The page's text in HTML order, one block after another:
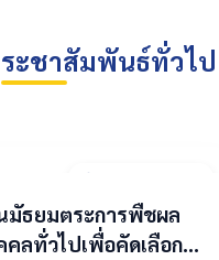
ะชาสัมพันธ์ทั่วไป
มัธยมตระการพืชผล
คลทั่วไปเพื่อคัดเลือก